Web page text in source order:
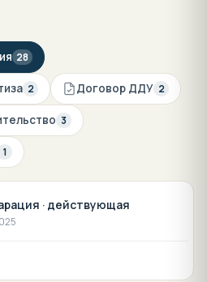
28
2 Договор ДДУ 2
3
1
· действующая